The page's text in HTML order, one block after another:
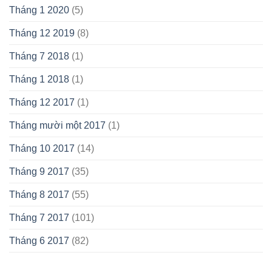
Tháng 1 2020 (5)
Tháng 12 2019 (8)
Tháng 7 2018 (1)
Tháng 1 2018 (1)
Tháng 12 2017 (1)
Tháng mười một 2017 (1)
Tháng 10 2017 (14)
Tháng 9 2017 (35)
Tháng 8 2017 (55)
Tháng 7 2017 (101)
Tháng 6 2017 (82)